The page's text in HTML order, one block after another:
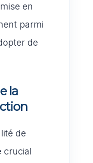
en
parmi
de
la
de
crucial